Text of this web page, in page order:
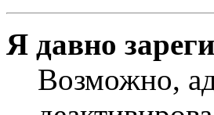
Я давно
Возможно,